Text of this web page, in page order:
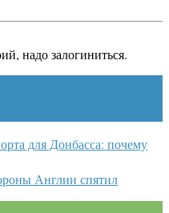
надо залогиниться.
для Донбасса: почему
Англии спятил